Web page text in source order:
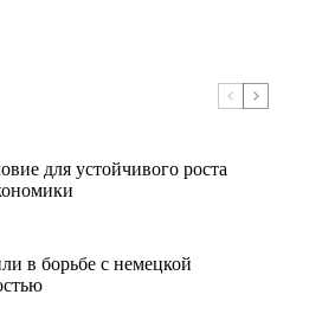
для устойчивого роста
в борьбе с немецкой